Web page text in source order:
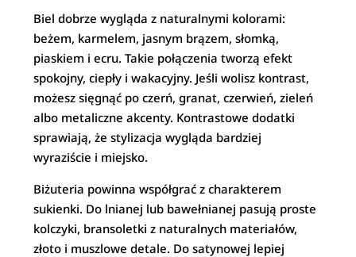
Biel dobrze wygląda z naturalnymi kolorami:
beżem, karmelem, jasnym brązem, słomką,
piaskiem i ecru. Takie połączenia tworzą efekt
spokojny, ciepły i wakacyjny. Jeśli wolisz kontrast,
możesz sięgnąć po czerń, granat, czerwień, zieleń
albo metaliczne akcenty. Kontrastowe dodatki
sprawiają, że stylizacja wygląda bardziej
wyraziście i miejsko.
Biżuteria powinna współgrać z charakterem
sukienki. Do lnianej lub bawełnianej pasują proste
kolczyki, bransoletki z naturalnych materiałów,
złoto i muszlowe detale. Do satynowej lepiej